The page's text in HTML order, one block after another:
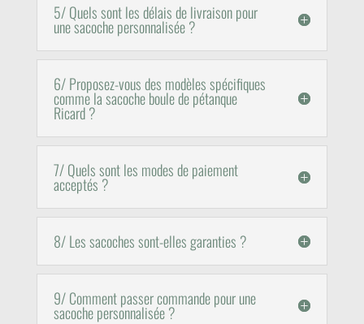
5/ Quels sont les délais de livraison pour
une sacoche personnalisée ?
6/ Proposez-vous des modèles spécifiques
comme la sacoche boule de pétanque
Ricard ?
7/ Quels sont les modes de paiement
acceptés ?
8/ Les sacoches sont-elles garanties ?
9/ Comment passer commande pour une
sacoche personnalisée ?